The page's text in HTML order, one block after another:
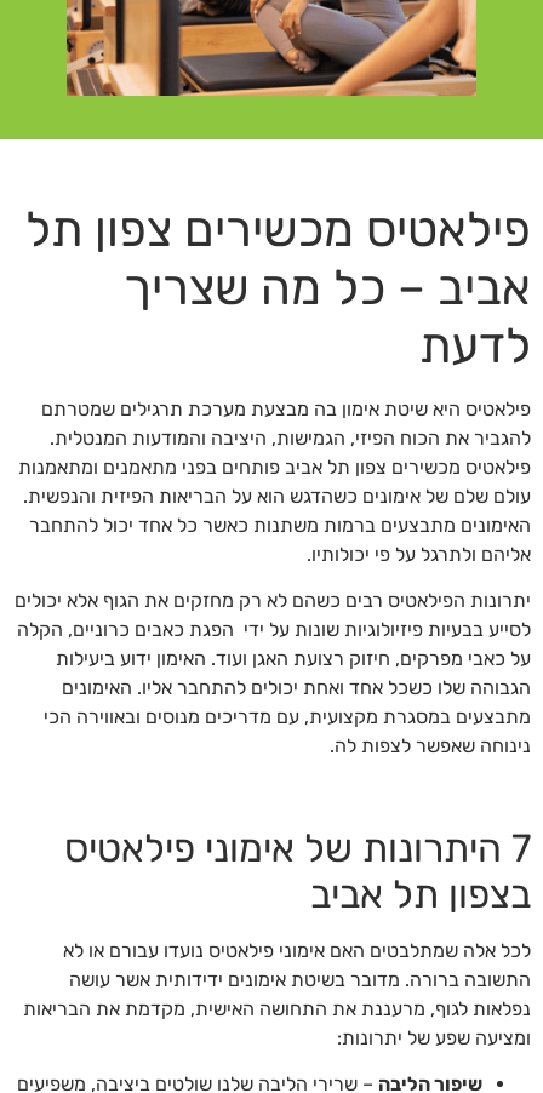
פילאטיס מכשירים צפון תל
אביב – כל מה שצריך
לדעת
פילאטיס היא שיטת אימון בה מבצעת מערכת תרגילים שמטרתם
להגביר את הכוח הפיזי, הגמישות, היציבה והמודעות המנטלית.
פילאטיס מכשירים צפון תל אביב פותחים בפני מתאמנים ומתאמנות
עולם שלם של אימונים כשהדגש הוא על הבריאות הפיזית והנפשית.
האימונים מתבצעים ברמות משתנות כאשר כל אחד יכול להתחבר
אליהם ולתרגל על פי יכולותיו.
יתרונות הפילאטיס רבים כשהם לא רק מחזקים את הגוף אלא יכולים
לסייע בבעיות פיזיולוגיות שונות על ידי הפגת כאבים כרוניים, הקלה
על כאבי מפרקים, חיזוק רצועת האגן ועוד. האימון ידוע ביעילות
הגבוהה שלו כשכל אחד ואחת יכולים להתחבר אליו. האימונים
מתבצעים במסגרת מקצועית, עם מדריכים מנוסים ובאווירה הכי
נינוחה שאפשר לצפות לה.
7 היתרונות של אימוני פילאטיס
בצפון תל אביב
לכל אלה שמתלבטים האם אימוני פילאטיס נועדו עבורם או לא
התשובה ברורה. מדובר בשיטת אימונים ידידותית אשר עושה
נפלאות לגוף, מרעננת את התחושה האישית, מקדמת את הבריאות
ומציעה שפע של יתרונות:
שיפור הליבה – שרירי הליבה שלנו שולטים ביציבה, משפיעים